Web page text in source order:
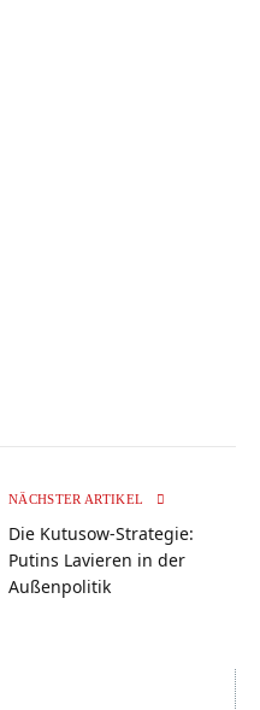
NÄCHSTER ARTIKEL
Die Kutusow-Strategie:
Putins Lavieren in der
Außenpolitik